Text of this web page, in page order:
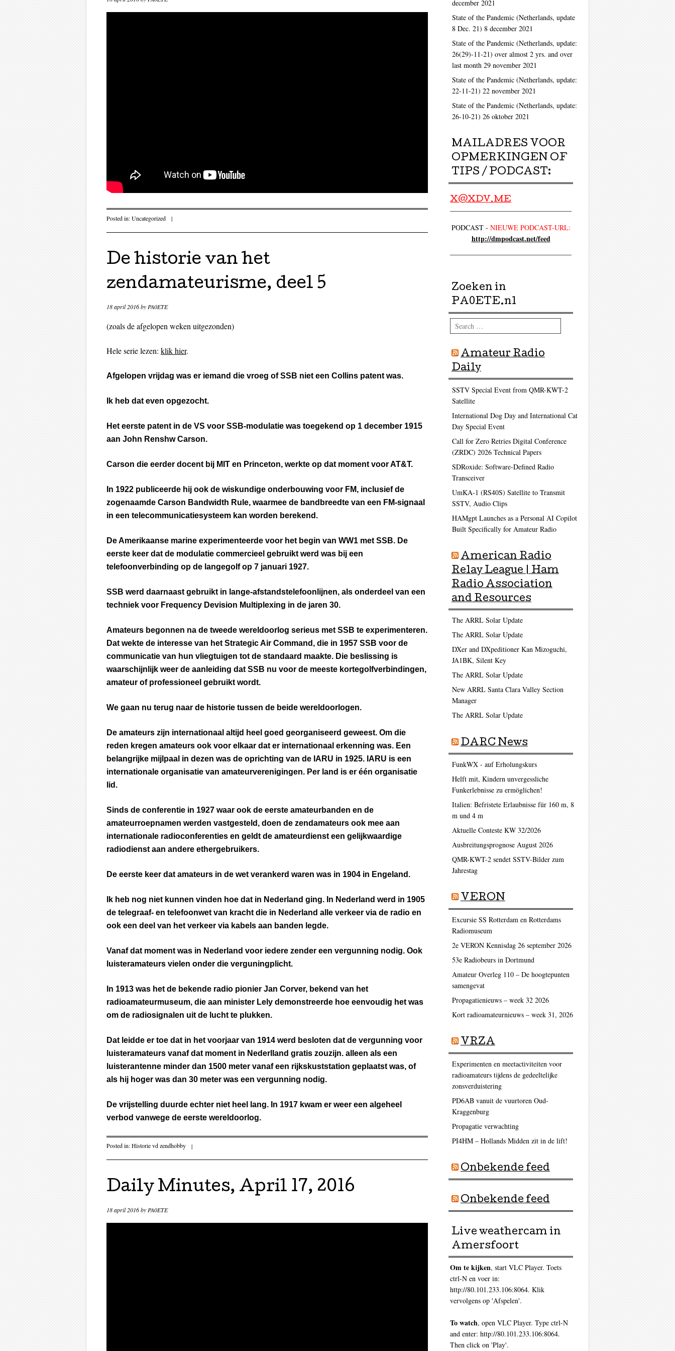
Posted in:Uncategorized |
De historie van het
zendamateurisme, deel 5
18 april 2016by PA0ETE
(zoals de afgelopen weken uitgezonden)
Hele serie lezen: klik hier.
Afgelopen vrijdag was er iemand die vroeg of SSB niet een Collins patent was.
Ik heb dat even opgezocht.
Het eerste patent in de VS voor SSB-modulatie was toegekend op 1 december 1915
aan John Renshw Carson.
Carson die eerder docent bij MIT en Princeton, werkte op dat moment voor AT&T.
In 1922 publiceerde hij ook de wiskundige onderbouwing voor FM, inclusief de
zogenaamde Carson Bandwidth Rule, waarmee de bandbreedte van een FM-signaal
in een telecommunicatiesysteem kan worden berekend.
De Amerikaanse marine experimenteerde voor het begin van WW1 met SSB. De
eerste keer dat de modulatie commercieel gebruikt werd was bij een
telefoonverbinding op de langegolf op 7 januari 1927.
SSB werd daarnaast gebruikt in lange-afstandstelefoonlijnen, als onderdeel van een
techniek voor Frequency Devision Multiplexing in de jaren 30.
Amateurs begonnen na de tweede wereldoorlog serieus met SSB te experimenteren.
Dat wekte de interesse van het Strategic Air Command, die in 1957 SSB voor de
communicatie van hun vliegtuigen tot de standaard maakte. Die beslissing is
waarschijnlijk weer de aanleiding dat SSB nu voor de meeste kortegolfverbindingen,
amateur of professioneel gebruikt wordt.
We gaan nu terug naar de historie tussen de beide wereldoorlogen.
De amateurs zijn internationaal altijd heel goed georganiseerd geweest. Om die
reden kregen amateurs ook voor elkaar dat er internationaal erkenning was. Een
belangrijke mijlpaal in dezen was de oprichting van de IARU in 1925. IARU is een
internationale organisatie van amateurverenigingen. Per land is er één organisatie
lid.
Sinds de conferentie in 1927 waar ook de eerste amateurbanden en de
amateurroepnamen werden vastgesteld, doen de zendamateurs ook mee aan
internationale radioconferenties en geldt de amateurdienst een gelijkwaardige
radiodienst aan andere ethergebruikers.
De eerste keer dat amateurs in de wet verankerd waren was in 1904 in Engeland.
Ik heb nog niet kunnen vinden hoe dat in Nederland ging. In Nederland werd in 1905
de telegraaf- en telefoonwet van kracht die in Nederland alle verkeer via de radio en
ook een deel van het verkeer via kabels aan banden legde.
Vanaf dat moment was in Nederland voor iedere zender een vergunning nodig. Ook
luisteramateurs vielen onder die verguningplicht.
In 1913 was het de bekende radio pionier Jan Corver, bekend van het
radioamateurmuseum, die aan minister Lely demonstreerde hoe eenvoudig het was
om de radiosignalen uit de lucht te plukken.
Dat leidde er toe dat in het voorjaar van 1914 werd besloten dat de vergunning voor
luisteramateurs vanaf dat moment in Nederlland gratis zouzijn. alleen als een
luisterantenne minder dan 1500 meter vanaf een rijkskuststation geplaatst was, of
als hij hoger was dan 30 meter was een vergunning nodig.
De vrijstelling duurde echter niet heel lang. In 1917 kwam er weer een algeheel
verbod vanwege de eerste wereldoorlog.
Posted in:Historie vd zendhobby |
Daily Minutes, April 17, 2016
18 april 2016by PA0ETE
december 2021
State of the Pandemic (Netherlands, update
8 Dec. 21) 8 december 2021
State of the Pandemic (Netherlands, update:
26(29)-11-21) over almost 2 yrs. and over
last month 29 november 2021
State of the Pandemic (Netherlands, update:
22-11-21) 22 november 2021
State of the Pandemic (Netherlands, update:
26-10-21) 26 oktober 2021
MAILADRES VOOR
OPMERKINGEN OF
TIPS / PODCAST:
X@XDV.ME
PODCAST - NIEUWE PODCAST-URL:
http://dmpodcast.net/feed
Zoeken in
PA0ETE.nl
Search
Amateur Radio
Daily
SSTV Special Event from QMR-KWT-2
Satellite
International Dog Day and International Cat
Day Special Event
Call for Zero Retries Digital Conference
(ZRDC) 2026 Technical Papers
SDRoxide: Software-Defined Radio
Transceiver
UmKA-1 (RS40S) Satellite to Transmit
SSTV, Audio Clips
HAMgpt Launches as a Personal AI Copilot
Built Specifically for Amateur Radio
American Radio
Relay League | Ham
Radio Association
and Resources
The ARRL Solar Update
The ARRL Solar Update
DXer and DXpeditioner Kan Mizoguchi,
JA1BK, Silent Key
The ARRL Solar Update
New ARRL Santa Clara Valley Section
Manager
The ARRL Solar Update
DARC News
FunkWX - auf Erholungskurs
Helft mit, Kindern unvergessliche
Funkerlebnisse zu ermöglichen!
Italien: Befristete Erlaubnisse für 160 m, 8
m und 4 m
Aktuelle Conteste KW 32/2026
Ausbreitungsprognose August 2026
QMR-KWT-2 sendet SSTV-Bilder zum
Jahrestag
VERON
Excursie SS Rotterdam en Rotterdams
Radiomuseum
2e VERON Kennisdag 26 september 2026
53e Radiobeurs in Dortmund
Amateur Overleg 110 – De hoogtepunten
samengevat
Propagatienieuws – week 32 2026
Kort radioamateurnieuws – week 31, 2026
VRZA
Experimenten en meetactiviteiten voor
radioamateurs tijdens de gedeeltelijke
zonsverduistering
PD6AB vanuit de vuurtoren Oud-
Kraggenburg
Propagatie verwachting
PI4HM – Hollands Midden zit in de lift!
Onbekende feed
Onbekende feed
Live weathercam in
Amersfoort
Om te kijken, start VLC Player. Toets
ctrl-N en voer in:
http://80.101.233.106:8064. Klik
vervolgens op 'Afspelen'.
To watch, open VLC Player. Type ctrl-N
and enter: http://80.101.233.106:8064.
Then click on 'Play'.